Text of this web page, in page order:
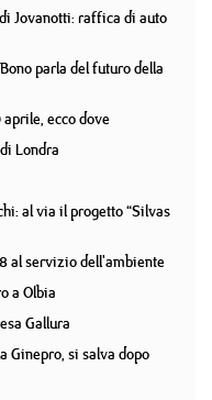
Jovanotti: raffica di auto
parla del futuro della
ecco dove
Londra
al via il progetto “Silvas
al servizio dell'ambiente
a Olbia
Gallura
Ginepro, si salva dopo